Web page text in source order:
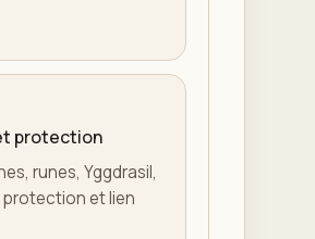
protection
runes, Yggdrasil,
et lien